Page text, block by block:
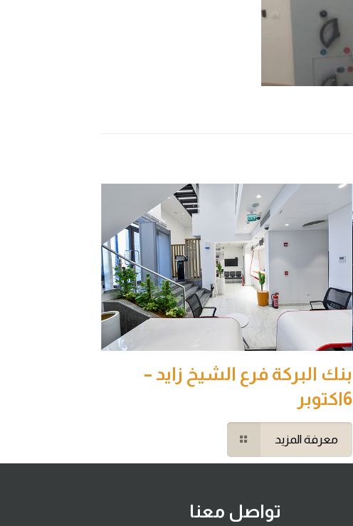
بنك البركة فرع الشيخ زايد –
6اكتوبر
معرفة المزيد
تواصل معنا